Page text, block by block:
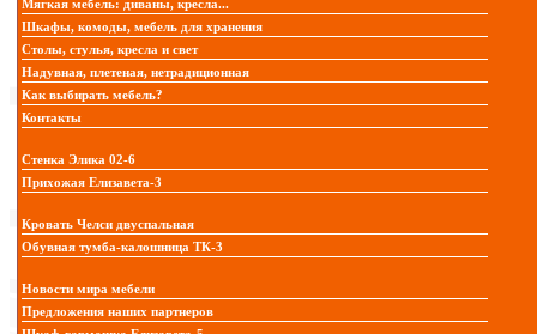
Мягкая мебель: диваны, кресла...
Шкафы, комоды, мебель для хранения
Столы, стулья, кресла и свет
Надувная, плетеная, нетрадиционная
Как выбирать мебель?
Контакты
Стенка Элика 02-6
Прихожая Елизавета-3
Кровать Челси двуспальная
Обувная тумба-калошница ТК-3
Новости мира мебели
Предложения наших партнеров